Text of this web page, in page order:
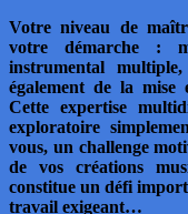
Votre niveau de
votre démarche :
instrumental
également de la mise
Cette expertise
exploratoire
vous, un challenge
de vos créations
constitue un défi
travail exigeant…